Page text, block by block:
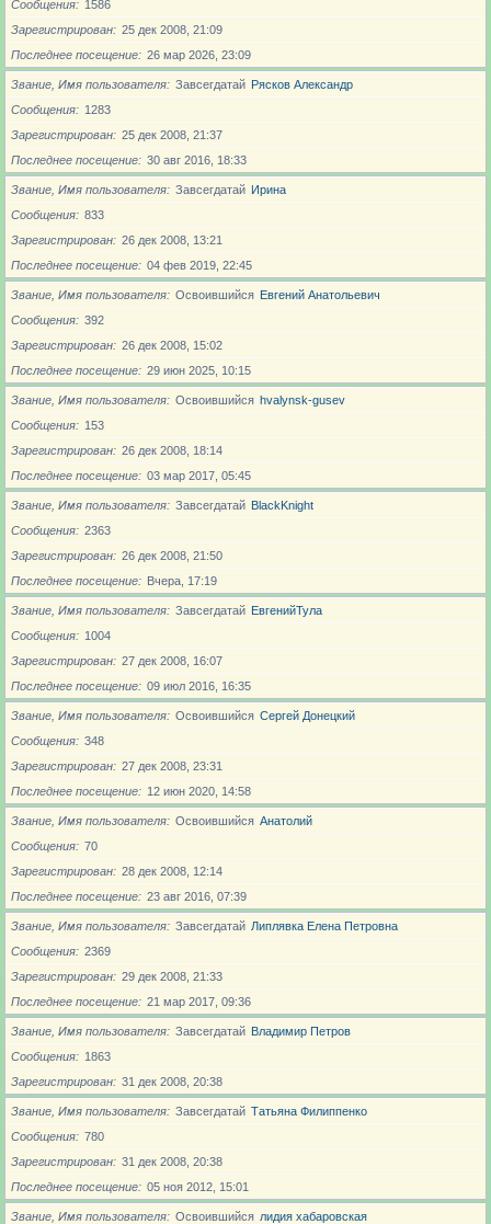
Сообщения
1586
Зарегистрирован
25 дек 2008, 21:09
Последнее посещение
26 мар 2026, 23:09
Звание, Имя пользователя Завсегдатай Рясков Александр
Сообщения
1283
Зарегистрирован
25 дек 2008, 21:37
Последнее посещение
30 авг 2016, 18:33
Звание, Имя пользователя Завсегдатай Ирина
Сообщения
833
Зарегистрирован
26 дек 2008, 13:21
Последнее посещение
04 фев 2019, 22:45
Звание, Имя пользователя Освоившийся Евгений Анатольевич
Сообщения
392
Зарегистрирован
26 дек 2008, 15:02
Последнее посещение
29 июн 2025, 10:15
Звание, Имя пользователя Освоившийся hvalynsk-gusev
Сообщения
153
Зарегистрирован
26 дек 2008, 18:14
Последнее посещение
03 мар 2017, 05:45
Звание, Имя пользователя Завсегдатай BlackKnight
Сообщения
2363
Зарегистрирован
26 дек 2008, 21:50
Последнее посещение
Вчера, 17:19
Звание, Имя пользователя Завсегдатай ЕвгенийТула
Сообщения
1004
Зарегистрирован
27 дек 2008, 16:07
Последнее посещение
09 июл 2016, 16:35
Звание, Имя пользователя Освоившийся Сергей Донецкий
Сообщения
348
Зарегистрирован
27 дек 2008, 23:31
Последнее посещение
12 июн 2020, 14:58
Звание, Имя пользователя Освоившийся Анатолий
Сообщения
70
Зарегистрирован
28 дек 2008, 12:14
Последнее посещение
23 авг 2016, 07:39
Звание, Имя пользователя Завсегдатай Липлявка Елена Петровна
Сообщения
2369
Зарегистрирован
29 дек 2008, 21:33
Последнее посещение
21 мар 2017, 09:36
Звание, Имя пользователя Завсегдатай Владимир Петров
Сообщения
1863
Зарегистрирован
31 дек 2008, 20:38
Звание, Имя пользователя Завсегдатай Татьяна Филиппенко
Сообщения
780
Зарегистрирован
31 дек 2008, 20:38
Последнее посещение
05 ноя 2012, 15:01
Звание, Имя пользователя Освоившийся лидия хабаровская